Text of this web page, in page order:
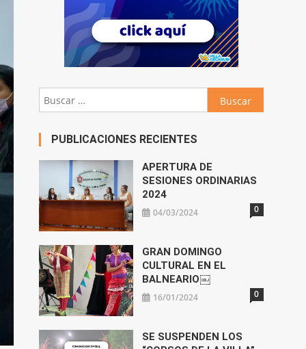
Buscar:
PUBLICACIONES RECIENTES
APERTURA DE
SESIONES ORDINARIAS
2024
04/03/2024 0
GRAN DOMINGO
CULTURAL EN EL
BALNEARIO￼
16/01/2024 0
SE SUSPENDEN LOS